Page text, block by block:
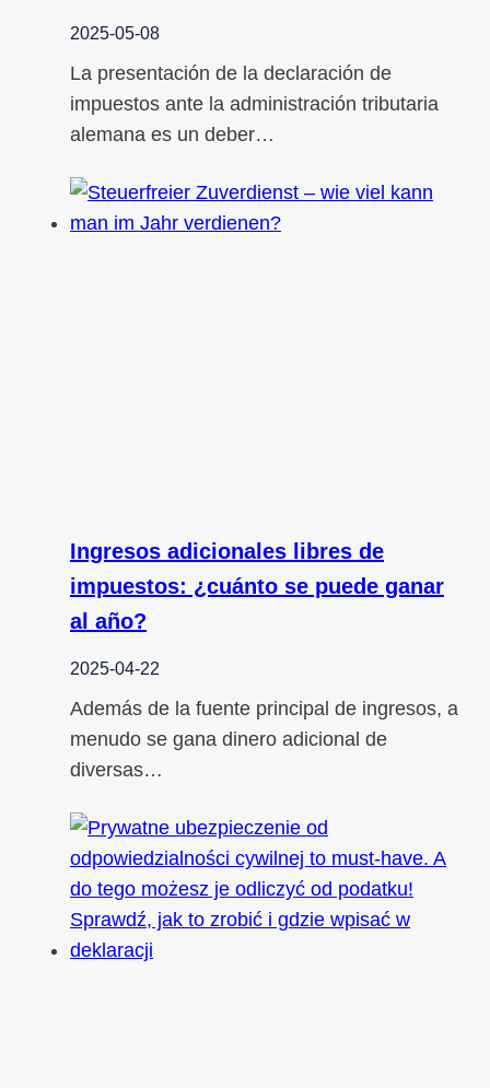
2025-05-08
La presentación de la declaración de
impuestos ante la administración tributaria
alemana es un deber…
Ingresos adicionales libres de
impuestos: ¿cuánto se puede ganar
al año?
2025-04-22
Además de la fuente principal de ingresos, a
menudo se gana dinero adicional de
diversas…